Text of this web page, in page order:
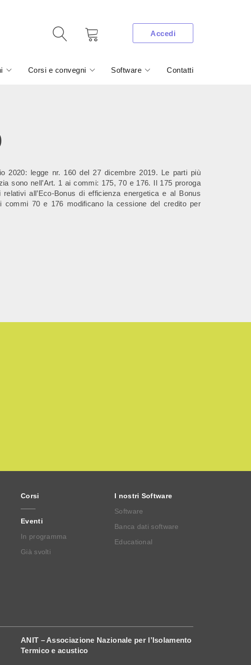
Accedi
Corsi e convegni Software Contatti
2020: legge nr. 160 del 27 dicembre 2019. Le parti più
sono nell’Art. 1 ai commi: 175, 70 e 176. Il 175 proroga
all’Eco-Bonus di efficienza energetica e al Bonus
commi 70 e 176 modificano la cessione del credito per
Corsi
Eventi
In programma
Già svolti
I nostri Software
Software
Banca dati software
Educational
ANIT – Associazione Nazionale per l’Isolamento
Termico e acustico